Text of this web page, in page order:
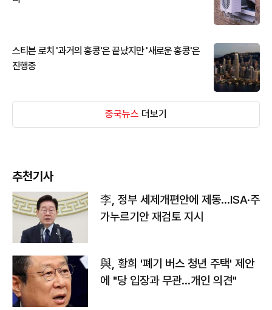
스티븐 로치 '과거의 홍콩'은 끝났지만 '새로운 홍콩'은
진행중
중국뉴스 더보기
추천기사
李, 정부 세제개편안에 제동…ISA·주
가누르기안 재검토 지시
與, 황희 '폐기 버스 청년 주택' 제안
에 "당 입장과 무관…개인 의견"